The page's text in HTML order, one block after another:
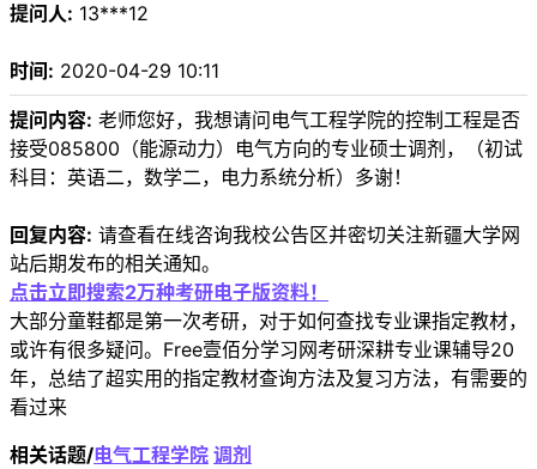
提问人: 13***12
时间: 2020-04-29 10:11
提问内容: 老师您好，我想请问电气工程学院的控制工程是否
接受085800（能源动力）电气方向的专业硕士调剂，（初试
科目：英语二，数学二，电力系统分析）多谢！
回复内容: 请查看在线咨询我校公告区并密切关注新疆大学网
站后期发布的相关通知。
点击立即搜索2万种考研电子版资料！
大部分童鞋都是第一次考研，对于如何查找专业课指定教材，
或许有很多疑问。Free壹佰分学习网考研深耕专业课辅导20
年，总结了超实用的指定教材查询方法及复习方法，有需要的
看过来
相关话题/电气工程学院 调剂